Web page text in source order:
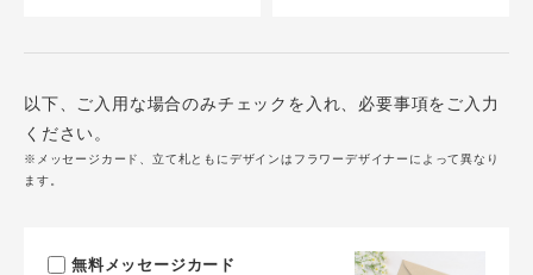
以下、ご入用な場合のみチェックを入れ、必要事項をご入力
ください。
※メッセージカード、立て札ともにデザインはフラワーデザイナーによって異なり
ます。
無料メッセージカード